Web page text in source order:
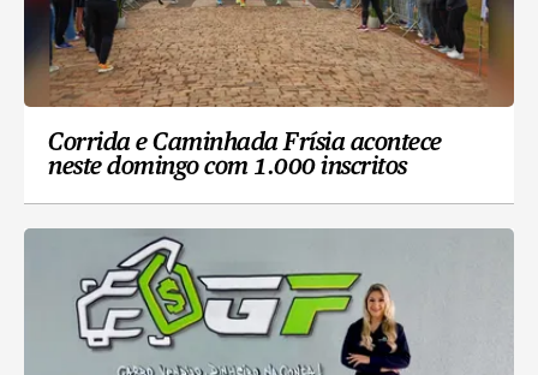
Corrida e Caminhada Frísia acontece
neste domingo com 1.000 inscritos